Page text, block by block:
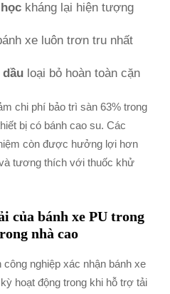
kháng lại hiện tượng
xe luôn trơn tru nhất
loại bỏ hoàn toàn cặn
chi phí bảo trì sàn 63% trong
bị có bánh cao su. Các
còn được hưởng lợi hơn
tương thích với thuốc khử
của bánh xe PU trong
nhà cao
nghiệp xác nhận bánh xe
hoạt động trong khi hỗ trợ tải